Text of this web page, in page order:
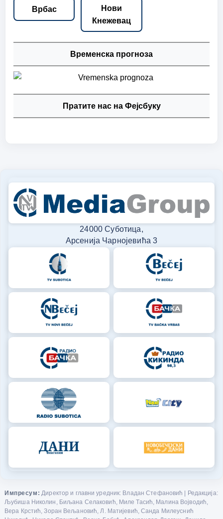
Врбас
Нови
Кнежевац
Временска прогноза
Пратите нас на Фејсбуку
24000 Суботица,
Арсенија Чарнојевића 3
Импресум: Директор и главни уредник: Владан Стефановић | Редакција:
Љубиша Николин, Биљана Селаковић, Миле Тасић, Малина Војводић,
Вера Крстић, Зоран Вељановић, Л. Матијевић, Санда Милеуснић